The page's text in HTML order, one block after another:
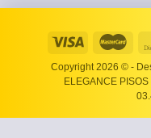
Copyright 2026 © -
ELEGANCE